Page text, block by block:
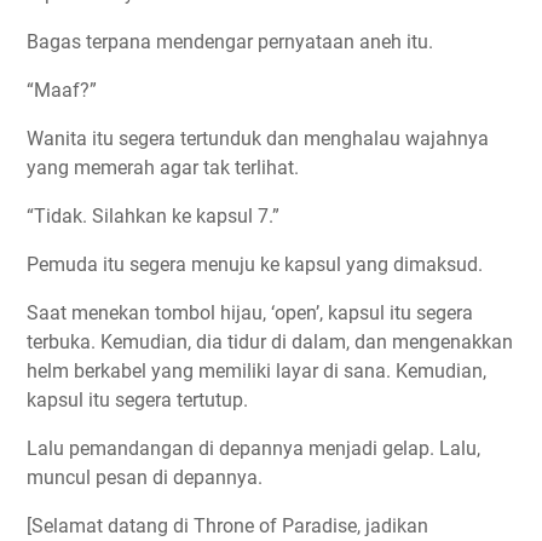
Bagas terpana mendengar pernyataan aneh itu.
“Maaf?”
Wanita itu segera tertunduk dan menghalau wajahnya
yang memerah agar tak terlihat.
“Tidak. Silahkan ke kapsul 7.”
Pemuda itu segera menuju ke kapsul yang dimaksud.
Saat menekan tombol hijau, ‘open’, kapsul itu segera
terbuka. Kemudian, dia tidur di dalam, dan mengenakkan
helm berkabel yang memiliki layar di sana. Kemudian,
kapsul itu segera tertutup.
Lalu pemandangan di depannya menjadi gelap. Lalu,
muncul pesan di depannya.
[Selamat datang di Throne of Paradise, jadikan